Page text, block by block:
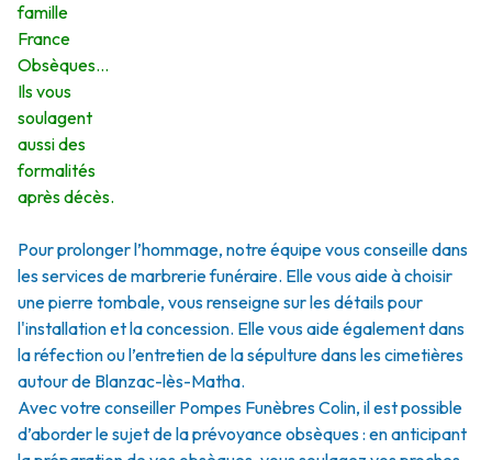
famille
France
Obsèques…
Ils vous
soulagent
aussi des
formalités
après décès.
Pour prolonger l’hommage, notre équipe vous conseille dans
les services de marbrerie funéraire. Elle vous aide à choisir
une pierre tombale, vous renseigne sur les détails pour
l'installation et la concession. Elle vous aide également dans
la réfection ou l’entretien de la sépulture dans les cimetières
autour de Blanzac-lès-Matha.
Avec votre conseiller Pompes Funèbres Colin, il est possible
d’aborder le sujet de la prévoyance obsèques : en anticipant